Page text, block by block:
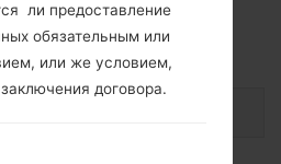
телефонов
ли предоставление
обязательным или
или же условием,
договора.